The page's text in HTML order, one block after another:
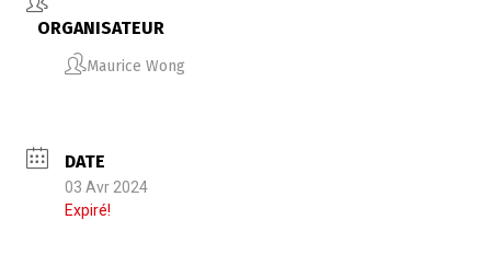
ORGANISATEUR
Maurice Wong
DATE
03 Avr 2024
Expiré!